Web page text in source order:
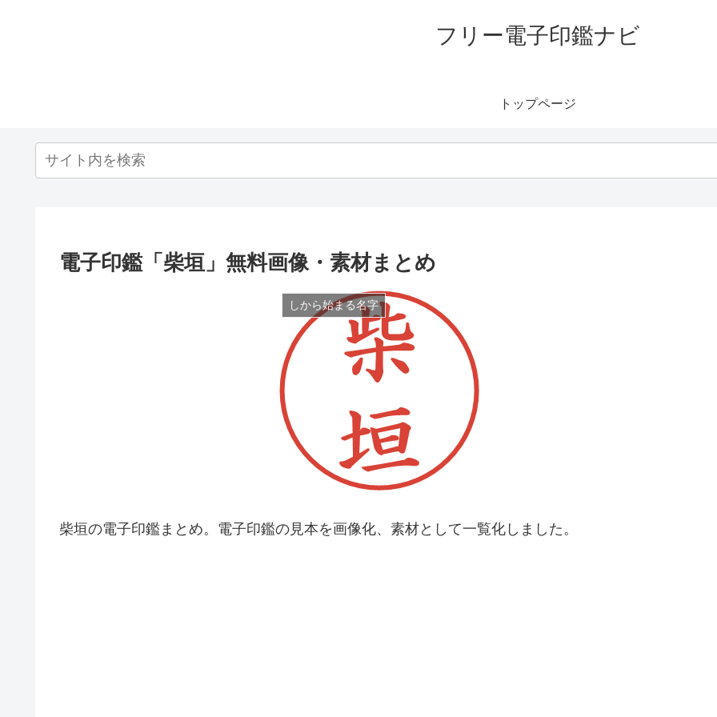
フリー電子印鑑ナビ
トップページ
電子印鑑「柴垣」無料画像・素材まとめ
しから始まる名字
柴垣の電子印鑑まとめ。電子印鑑の見本を画像化、素材として一覧化しました。